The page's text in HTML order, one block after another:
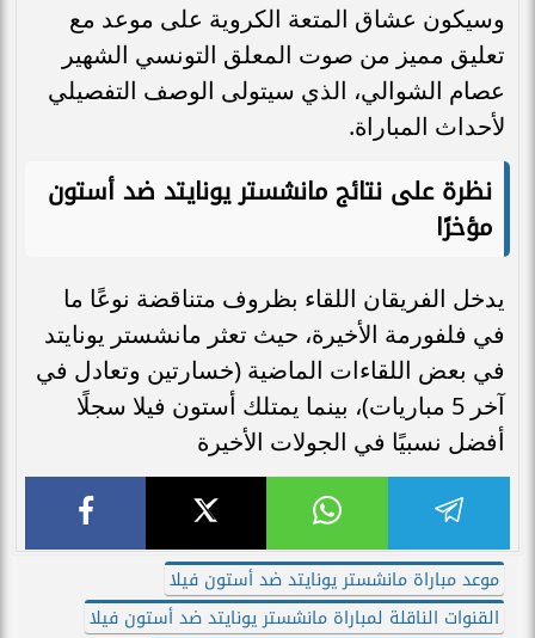
وسيكون عشاق المتعة الكروية على موعد مع
تعليق مميز من صوت المعلق التونسي الشهير
عصام الشوالي، الذي سيتولى الوصف التفصيلي
لأحداث المباراة.
نظرة على نتائج مانشستر يونايتد ضد أستون
مؤخرًا
يدخل الفريقان اللقاء بظروف متناقضة نوعًا ما
في فلفورمة الأخيرة، حيث تعثر مانشستر يونايتد
في بعض اللقاءات الماضية (خسارتين وتعادل في
آخر 5 مباريات)، بينما يمتلك أستون فيلا سجلًا
أفضل نسبيًا في الجولات الأخيرة
موعد مباراة مانشستر يونايتد ضد أستون فيلا
القنوات الناقلة لمباراة مانشستر يونايتد ضد أستون فيلا